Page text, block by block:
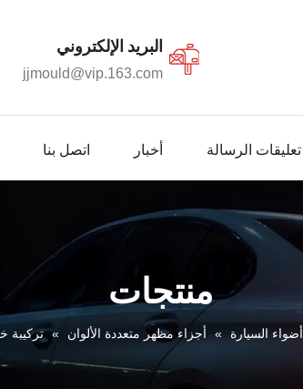
البريد الإلكتروني​​​​​​​
jjmould@vip.163.com
تعليقات الرسالة أخبار اتصل بنا
منتجات
أضواء السيارة » أجزاء مظهر متعددة الألوان » تركيبة